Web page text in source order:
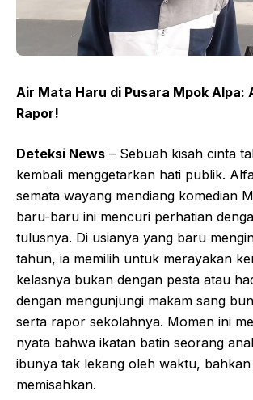
Air Mata Haru di Pusara Mpok Alpa:
Rapor!
Deteksi News – Sebuah kisah cinta
kembali menggetarkan hati publik.
semata wayang mendiang komedian
baru-baru ini mencuri perhatian
tulusnya. Di usianya yang baru
tahun, ia memilih untuk merayakan
kelasnya bukan dengan pesta atau
dengan mengunjungi makam sang
serta rapor sekolahnya. Momen ini
nyata bahwa ikatan batin seorang
ibunya tak lekang oleh waktu,
memisahkan.